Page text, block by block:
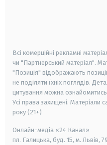
Всі комерційні рекламні
чи "Партнерський матеріал".
"Позиція" відображають
не поділяти їхніх поглядів.
цитування можна
Усі права захищені. Матеріали
року (21+)
Онлайн-медіа «24 Канал»
пл. Галицька, буд. 15, м. Львів,